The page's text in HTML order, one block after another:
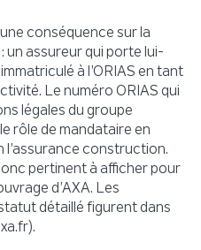
conséquence sur la
un assureur qui porte lui-
à l’ORIAS en tant
Le numéro ORIAS qui
légales du groupe
rôle de mandataire en
l’assurance construction.
pertinent à afficher pour
d’AXA. Les
détaillé figurent dans